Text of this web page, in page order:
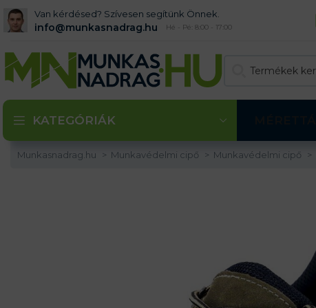
Van kérdésed? Szívesen segítünk Önnek.
info@munkasnadrag.hu Hé - Pé: 8:00 - 17:00
KATEGÓRIÁK
Munkasnadrag.hu Munkavédelmi cipő Munkavédelmi cipő